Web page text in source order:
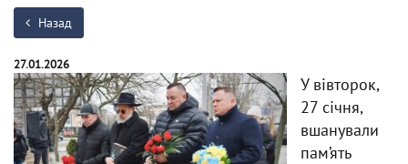
Назад
27.01.2026
У вівторок,
27 січня,
вшанували
пам’ять